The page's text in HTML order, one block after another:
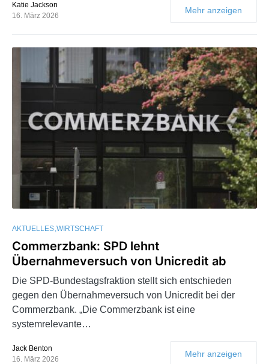
Katie Jackson
16. März 2026
Mehr anzeigen
AKTUELLES WIRTSCHAFT
Commerzbank: SPD lehnt
Übernahmeversuch von Unicredit ab
Die SPD-Bundestagsfraktion stellt sich entschieden
gegen den Übernahmeversuch von Unicredit bei der
Commerzbank. „Die Commerzbank ist eine
systemrelevante…
Jack Benton
16. März 2026
Mehr anzeigen